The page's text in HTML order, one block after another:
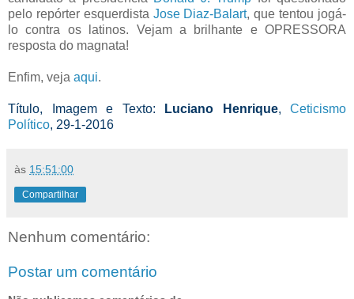
pelo repórter esquerdista Jose Diaz-Balart, que tentou jogá-
lo contra os latinos. Vejam a brilhante e OPRESSORA
resposta do magnata!
Enfim, veja aqui.
Título, Imagem e Texto: Luciano Henrique, Ceticismo
Político, 29-1-2016
às 15:51:00
Compartilhar
Nenhum comentário:
Postar um comentário